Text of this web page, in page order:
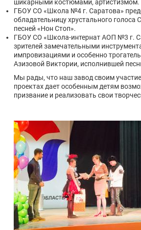
шикарными костюмами, артистизмом.
ГБОУ СО «Школа №4 г. Саратова»
обладательницу хрустального голоса
песней «Нон Стоп».
ГБОУ СО «Школа-интернат АОП №3 г.
зрителей замечательными
импровизациями и особенно
Азизовой Виктории, исполнившей
Мы рады, что наш завод своим
проектах дает особенным детям
призвание и реализовать свои